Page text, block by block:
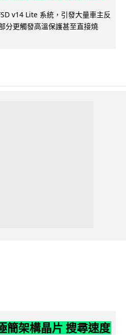
v14 Lite 系統，引發大量車主反
分更觸發高溫保護甚至直接燒
簡架構晶片 搜尋速度